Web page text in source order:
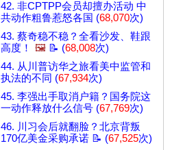
42. 非CPTPP会员却擅办活动 中
共动作粗鲁惹怒各国 (68,070次)
43. 蔡奇稳不稳？全看沙发、鞋跟
高度！
🖼️ 📝 (68,008次)
44. 从川普访华之旅看美中监管和
执法的不同 (67,934次)
45. 李强出手取消户籍？国务院这
一动作释放什么信号 (67,769次)
46. 川习会后就翻脸？北京背叛
170亿美金采购承诺 📝 (67,525次)